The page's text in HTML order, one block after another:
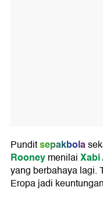
Punditsepakbola
Rooneymenilai
yang berbahaya lagi.
Eropa jadi